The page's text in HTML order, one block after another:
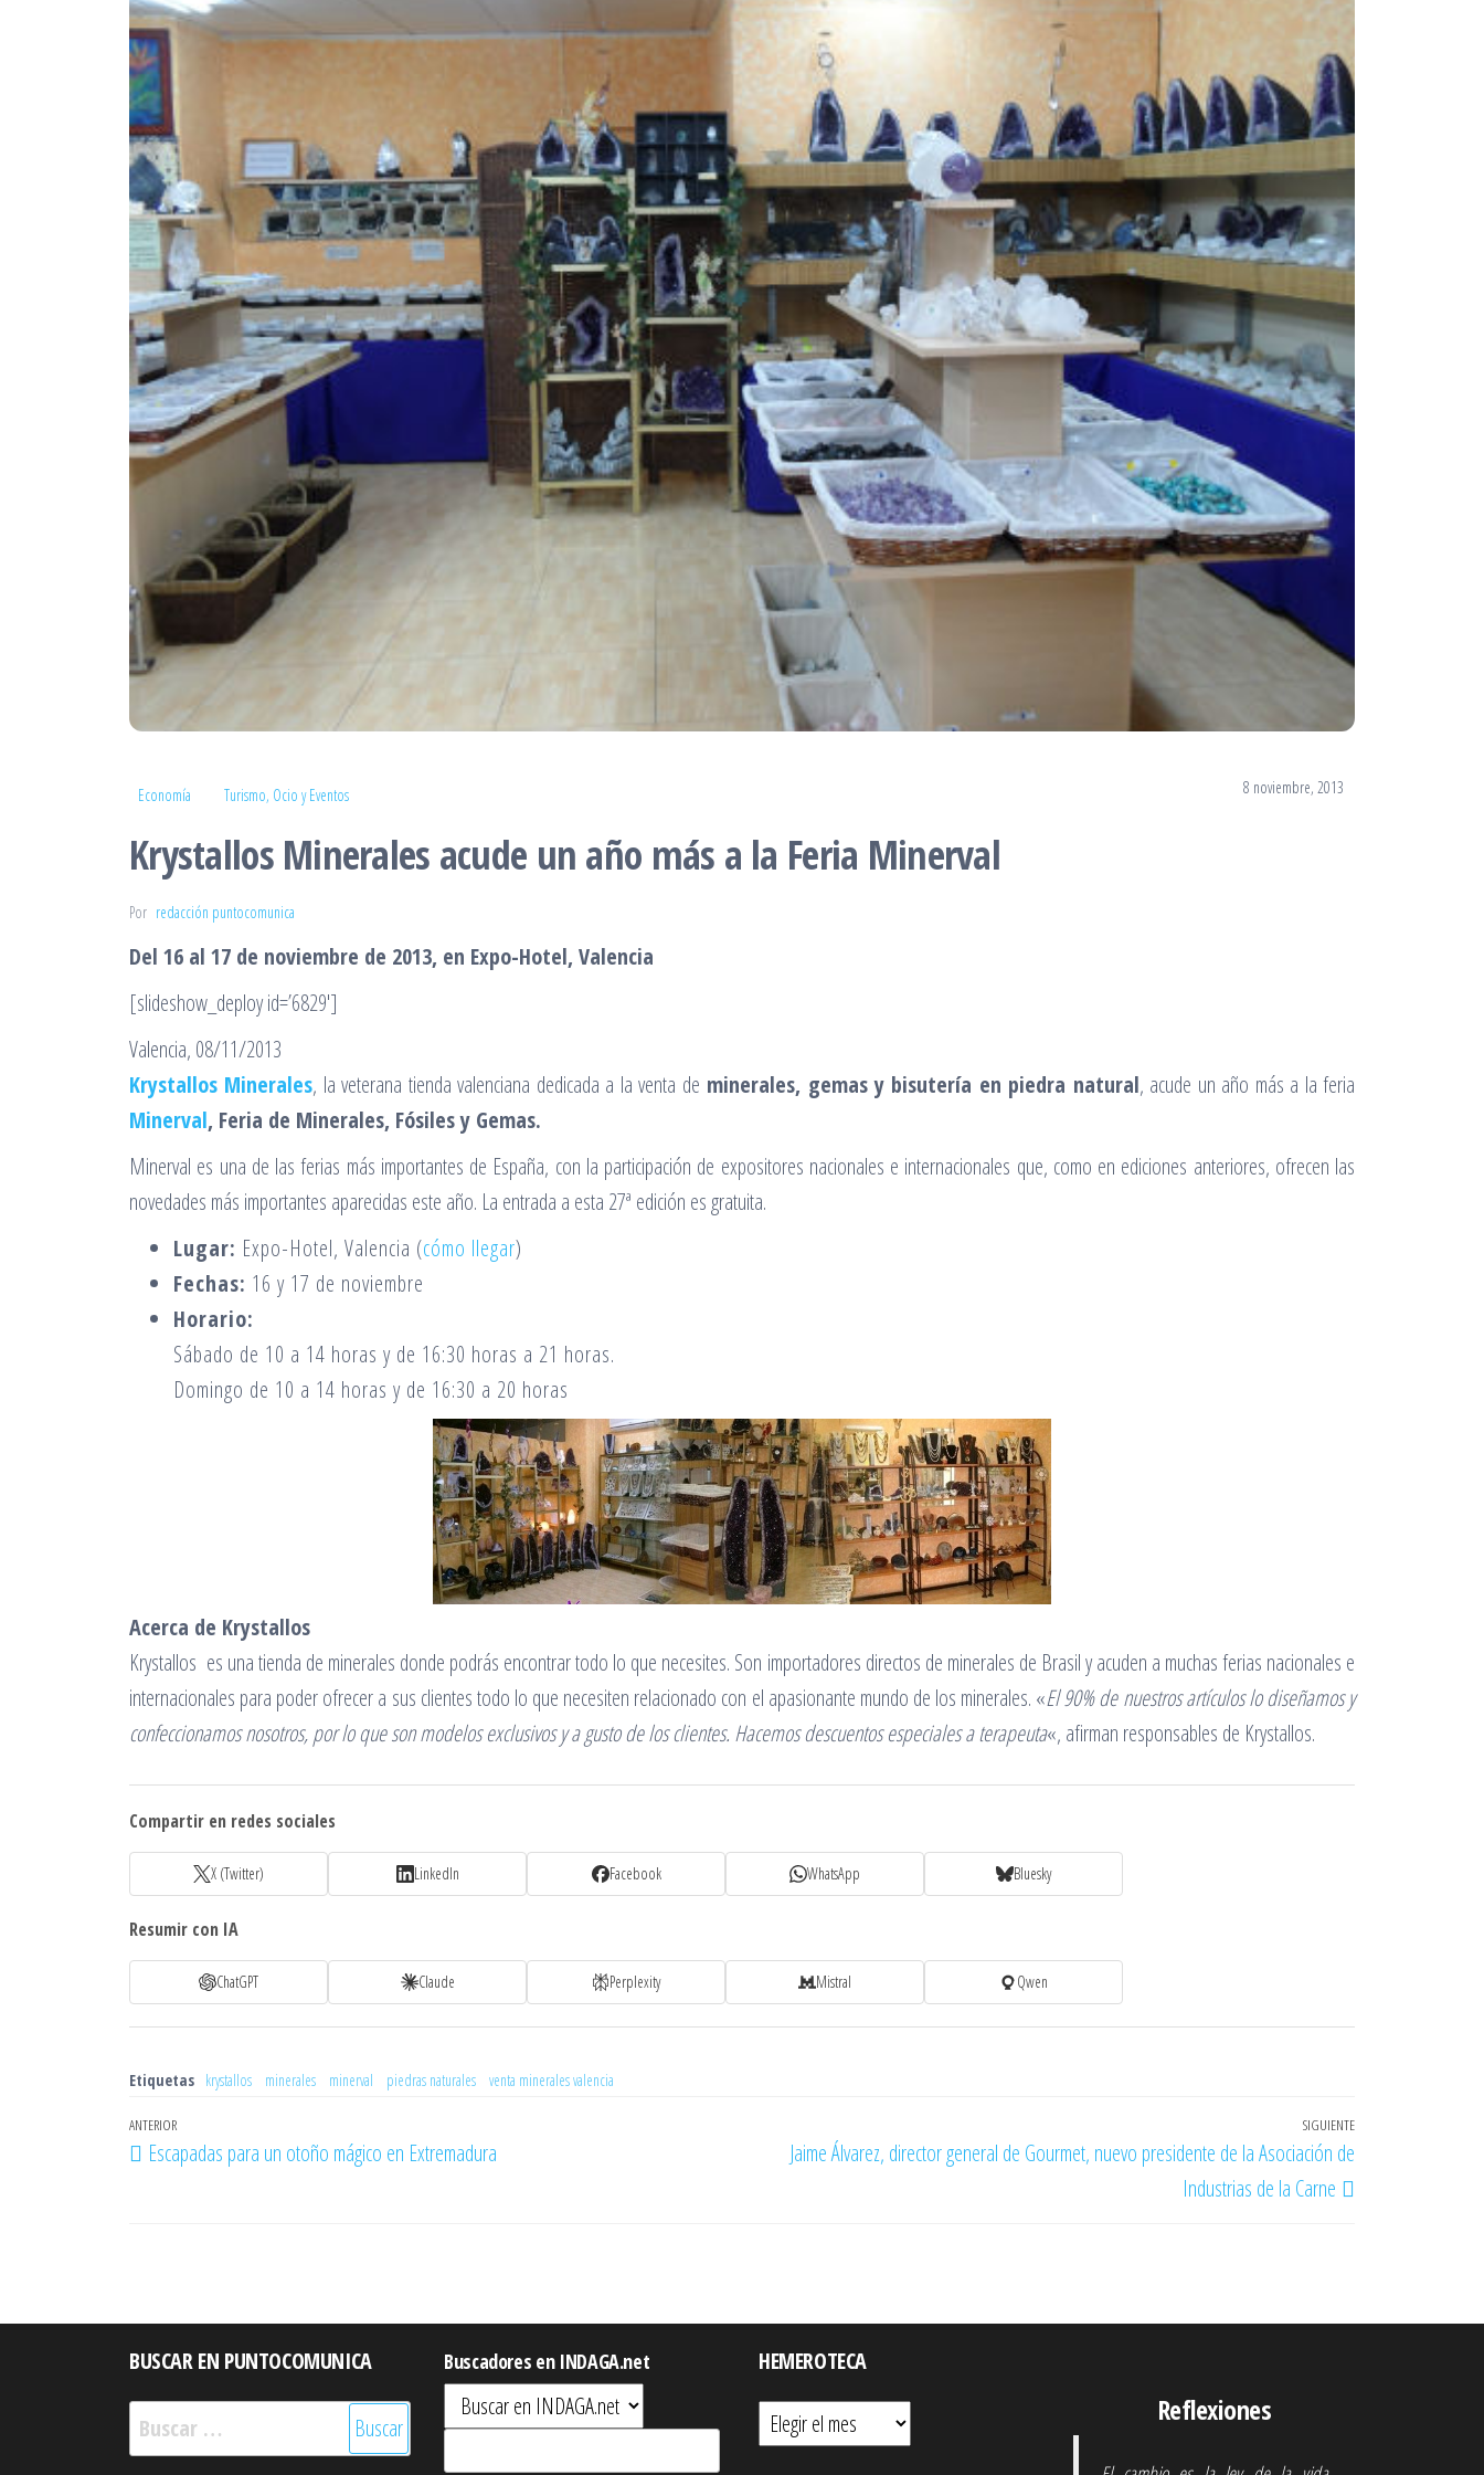
Economía Turismo, Ocio y Eventos 8 noviembre, 2013
Krystallos Minerales acude un año más a la Feria Minerval
Por redacción puntocomunica
Del 16 al 17 de noviembre de 2013, en Expo-Hotel, Valencia
[slideshow_deploy id=’6829′]
Valencia, 08/11/2013
Krystallos Minerales, la veterana tienda valenciana dedicada a la venta de minerales, gemas y bisutería en piedra natural, acude un año más a la feria
Minerval, Feria de Minerales, Fósiles y Gemas.
Minerval es una de las ferias más importantes de España, con la participación de expositores nacionales e internacionales que, como en ediciones anteriores, ofrecen las
novedades más importantes aparecidas este año. La entrada a esta 27ª edición es gratuita.
Lugar: Expo-Hotel, Valencia (cómo llegar)
Fechas: 16 y 17 de noviembre
Horario:
Sábado de 10 a 14 horas y de 16:30 horas a 21 horas.
Domingo de 10 a 14 horas y de 16:30 a 20 horas
Acerca de Krystallos
Krystallos es una tienda de minerales donde podrás encontrar todo lo que necesites. Son importadores directos de minerales de Brasil y acuden a muchas ferias nacionales e
internacionales para poder ofrecer a sus clientes todo lo que necesiten relacionado con el apasionante mundo de los minerales. «El 90% de nuestros artículos lo diseñamos y
confeccionamos nosotros, por lo que son modelos exclusivos y a gusto de los clientes. Hacemos descuentos especiales a terapeuta«, afirman responsables de Krystallos.
Compartir en redes sociales
X (Twitter) LinkedIn Facebook WhatsApp Bluesky
Resumir con IA
ChatGPT Claude Perplexity Mistral Qwen
Etiquetas krystallos minerales minerval piedras naturales venta minerales valencia
Navegación
de
Entrada
anterior
ANTERIOR
Escapadas para un otoño mágico en Extremadura
Entrada
SIGUIENTE
Jaime Álvarez, director general de Gourmet, nuevo presidente de la Asociación de
Industrias de la Carne
BUSCAR EN PUNTOCOMUNICA
Buscar:
Buscadores en INDAGA.net
HEMEROTECA
Hemeroteca
Reflexiones